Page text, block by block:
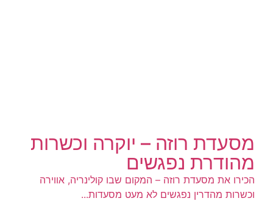
מסעדת רוזה – יוקרה וכשרות
מהודרת נפגשים
הכירו את מסעדת רוזה – המקום שבו קולינריה, אווירה
וכשרות מהדרין נפגשים לא מעט מסעדות...